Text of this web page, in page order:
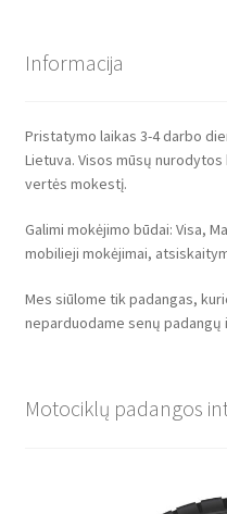
Informacija
Pristatymo laikas 3-4 darbo
Lietuva. Visos mūsų
vertės mokestį.
Galimi mokėjimo būdai: Visa,
mobilieji mokėjimai,
Mes siūlome tik padangas,
neparduodame senų padangų
Motociklų padangos